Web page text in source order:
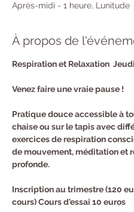
Après-midi - 1 heure, Lunitude
À propos de
Respiration et Relaxation
Venez faire une vraie pause !
Pratique douce accessible à
chaise ou sur le tapis avec
exercices de respiration
de mouvement, méditation et
profonde.
Inscription au trimestre (120
cours) Cours d'essai 10 euros